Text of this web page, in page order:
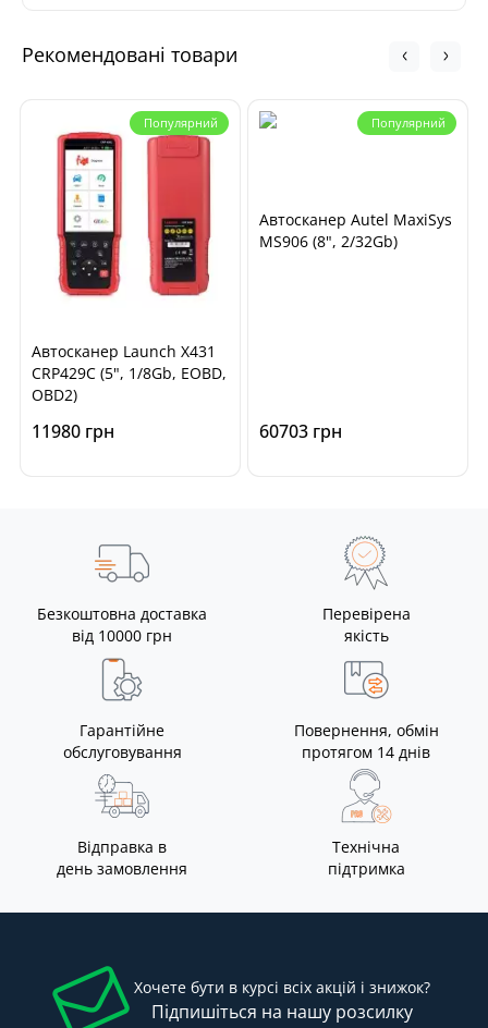
Рекомендовані товари
Популярний
Автосканер Launch X431
CRP429C (5", 1/8Gb, EOBD,
OBD2)
11980 грн
Популярний
Автосканер Autel MaxiSys
MS906 (8", 2/32Gb)
60703 грн
Безкоштовна доставка
від 10000 грн
Перевірена
якість
Гарантійне
обслуговування
Повернення, обмін
протягом 14 днів
Відправка в
день замовлення
Технічна
підтримка
Хочете бути в курсі всіх акцій і знижок?
Підпишіться на нашу розсилку